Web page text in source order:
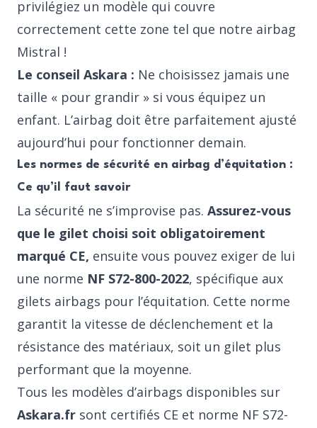
privilégiez un modèle qui couvre
correctement cette zone tel que notre airbag
Mistral !
Le conseil Askara : Ne choisissez jamais une
taille « pour grandir » si vous équipez un
enfant. L’airbag doit être parfaitement ajusté
aujourd’hui pour fonctionner demain.
Les normes de sécurité en airbag d’équitation :
Ce qu’il faut savoir
La sécurité ne s’improvise pas. Assurez-vous
que le gilet choisi soit obligatoirement
marqué CE, ensuite vous pouvez exiger de lui
une norme NF S72-800-2022, spécifique aux
gilets airbags pour l’équitation. Cette norme
garantit la vitesse de déclenchement et la
résistance des matériaux, soit un gilet plus
performant que la moyenne.
Tous les modèles d’airbags disponibles sur
Askara.fr sont certifiés CE et norme NF S72-